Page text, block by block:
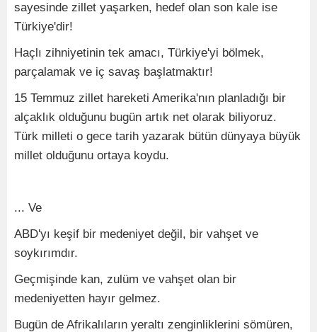
sayesinde zillet yaşarken, hedef olan son kale ise
Türkiye'dir!
Haçlı zihniyetinin tek amacı, Türkiye'yi bölmek,
parçalamak ve iç savaş başlatmaktır!
15 Temmuz zillet hareketi Amerika'nın planladığı bir
alçaklık olduğunu bugün artık net olarak biliyoruz.
Türk milleti o gece tarih yazarak bütün dünyaya büyük
millet olduğunu ortaya koydu.
... Ve
ABD'yı keşif bir medeniyet değil, bir vahşet ve
soykırımdır.
Geçmişinde kan, zulüm ve vahşet olan bir
medeniyetten hayır gelmez.
Bugün de Afrikalıların yeraltı zenginliklerini sömüren,